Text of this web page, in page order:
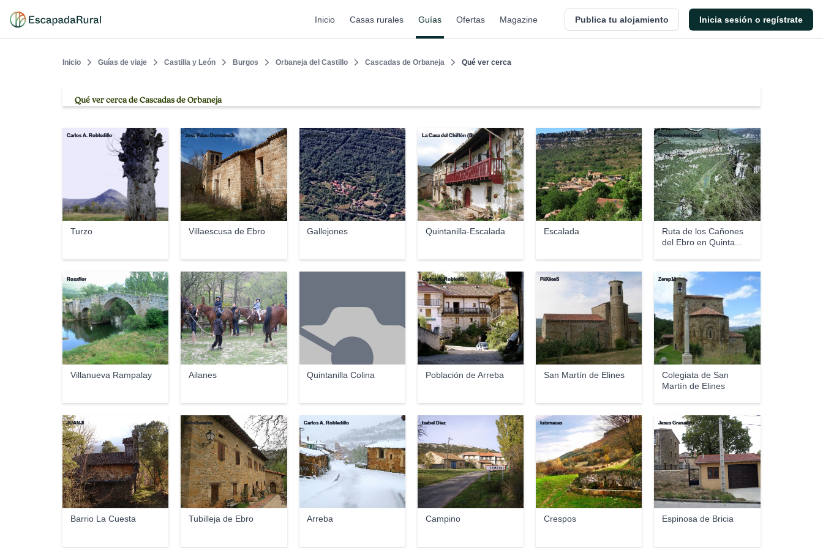
Inicio Casas rurales Guías Ofertas Magazine Publica tu alojamiento Inicia sesión o regístrate
Inicio Guías de viaje Castilla y León Burgos Orbaneja del Castillo Cascadas de Orbaneja Qué ver cerca
Qué ver cerca de Cascadas de Orbaneja
Turzo
Carlos A. Robledillo
Villaescusa de Ebro
José Palau Domenech
Gallejones
panoramio
Quintanilla-Escalada
La Casa del Chiflón (Bulnes)
Escalada
La Casa del Chiflón (Bulnes)
Ruta de los Cañones
del Ebro en Quinta...
Rowanwindwhistler
Villanueva Rampalay
Rosaflor
Ailanes Quintanilla Colina Población de Arreba
Carlos A. Robledillo
San Martín de Elines
PiiXiieeS
Colegiata de San
Martín de Elines
Zerep11
Barrio La Cuesta
JUANJI
Tubilleja de Ebro
ArtnScience
Arreba
Carlos A. Robledillo
Campino
Isabel Díez
Crespos
luismacas
Espinosa de Bricia
Jesus Granados